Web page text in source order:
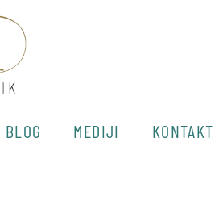
BLOG MEDIJI KONTAKT